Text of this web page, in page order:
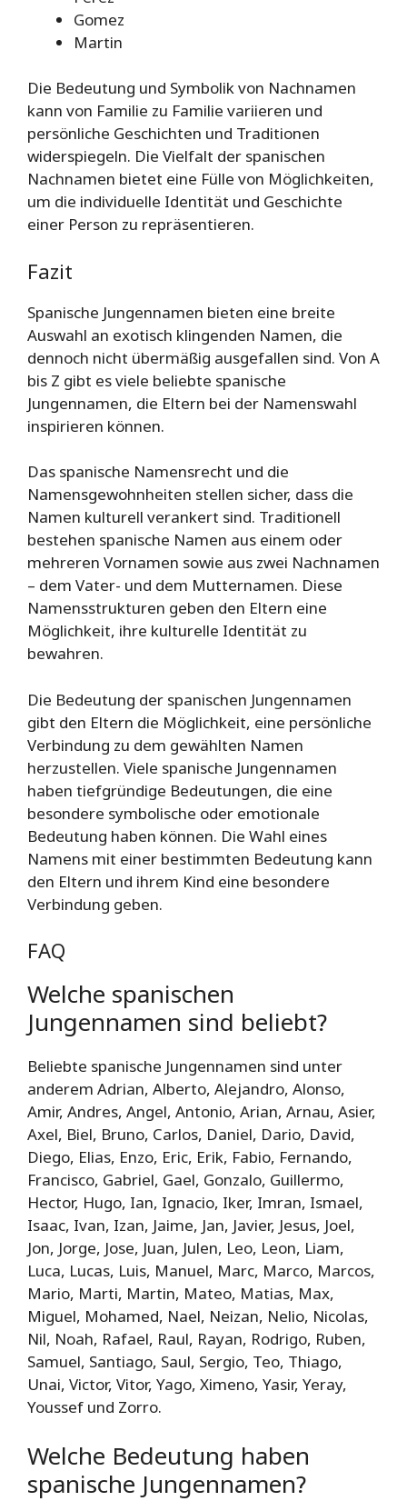
Gomez
Martin
Die Bedeutung und Symbolik von Nachnamen
kann von Familie zu Familie variieren und
persönliche Geschichten und Traditionen
widerspiegeln. Die Vielfalt der spanischen
Nachnamen bietet eine Fülle von Möglichkeiten,
um die individuelle Identität und Geschichte
einer Person zu repräsentieren.
Fazit
Spanische Jungennamen bieten eine breite
Auswahl an exotisch klingenden Namen, die
dennoch nicht übermäßig ausgefallen sind. Von A
bis Z gibt es viele beliebte spanische
Jungennamen, die Eltern bei der Namenswahl
inspirieren können.
Das spanische Namensrecht und die
Namensgewohnheiten stellen sicher, dass die
Namen kulturell verankert sind. Traditionell
bestehen spanische Namen aus einem oder
mehreren Vornamen sowie aus zwei Nachnamen
– dem Vater- und dem Mutternamen. Diese
Namensstrukturen geben den Eltern eine
Möglichkeit, ihre kulturelle Identität zu
bewahren.
Die Bedeutung der spanischen Jungennamen
gibt den Eltern die Möglichkeit, eine persönliche
Verbindung zu dem gewählten Namen
herzustellen. Viele spanische Jungennamen
haben tiefgründige Bedeutungen, die eine
besondere symbolische oder emotionale
Bedeutung haben können. Die Wahl eines
Namens mit einer bestimmten Bedeutung kann
den Eltern und ihrem Kind eine besondere
Verbindung geben.
FAQ
Welche spanischen
Jungennamen sind beliebt?
Beliebte spanische Jungennamen sind unter
anderem Adrian, Alberto, Alejandro, Alonso,
Amir, Andres, Angel, Antonio, Arian, Arnau, Asier,
Axel, Biel, Bruno, Carlos, Daniel, Dario, David,
Diego, Elias, Enzo, Eric, Erik, Fabio, Fernando,
Francisco, Gabriel, Gael, Gonzalo, Guillermo,
Hector, Hugo, Ian, Ignacio, Iker, Imran, Ismael,
Isaac, Ivan, Izan, Jaime, Jan, Javier, Jesus, Joel,
Jon, Jorge, Jose, Juan, Julen, Leo, Leon, Liam,
Luca, Lucas, Luis, Manuel, Marc, Marco, Marcos,
Mario, Marti, Martin, Mateo, Matias, Max,
Miguel, Mohamed, Nael, Neizan, Nelio, Nicolas,
Nil, Noah, Rafael, Raul, Rayan, Rodrigo, Ruben,
Samuel, Santiago, Saul, Sergio, Teo, Thiago,
Unai, Victor, Vitor, Yago, Ximeno, Yasir, Yeray,
Youssef und Zorro.
Welche Bedeutung haben
spanische Jungennamen?